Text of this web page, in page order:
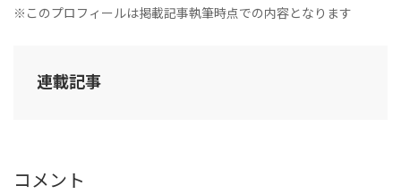
※このプロフィールは掲載記事執筆時点での内容となります
連載記事
コメント